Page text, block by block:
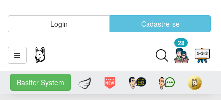
Login Cadastre-se
28
Bastter System